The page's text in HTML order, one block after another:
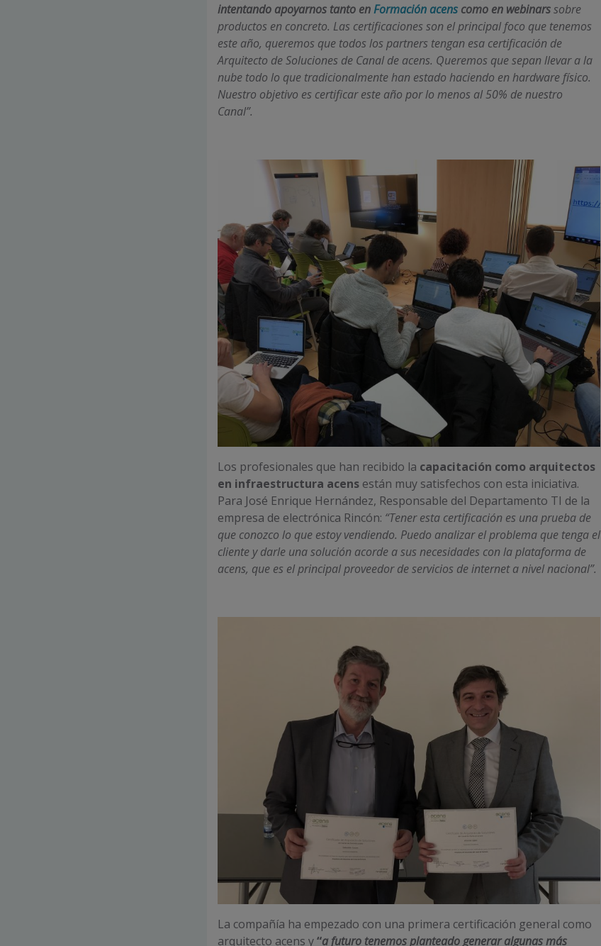
intentando apoyarnos tanto enFormación acens como en webinarssobre
productos en concreto. Las certificaciones son el principal foco que tenemos
este año, queremos que todos los partners tengan esa certificación de
Arquitecto de Soluciones de Canal de acens. Queremos que sepan llevar a la
nube todo lo que tradicionalmente han estado haciendo en hardware físico.
Nuestro objetivo es certificar este año por lo menos al 50% de nuestro
Canal”.
Los profesionales que han recibido la capacitación como arquitectos
en infraestructura acens están muy satisfechos con esta iniciativa.
Para José Enrique Hernández, Responsable del Departamento TI de la
empresa de electrónica Rincón: “Tener esta certificación es una prueba de
que conozco lo que estoy vendiendo. Puedo analizar el problema que tenga el
cliente y darle una solución acorde a sus necesidades con la plataforma de
acens, que es el principal proveedor de servicios de internet a nivel nacional”.
La compañía ha empezado con una primera certificación general como
arquitecto acens y“a futuro tenemos planteado generar algunas más